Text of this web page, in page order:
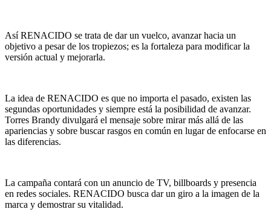
Así RENACIDO se trata de dar un vuelco, avanzar hacia un
objetivo a pesar de los tropiezos; es la fortaleza para modificar la
versión actual y mejorarla.
La idea de RENACIDO es que no importa el pasado, existen las
segundas oportunidades y siempre está la posibilidad de avanzar.
Torres Brandy divulgará el mensaje sobre mirar más allá de las
apariencias y sobre buscar rasgos en común en lugar de enfocarse en
las diferencias.
La campaña contará con un anuncio de TV, billboards y presencia
en redes sociales. RENACIDO busca dar un giro a la imagen de la
marca y demostrar su vitalidad.